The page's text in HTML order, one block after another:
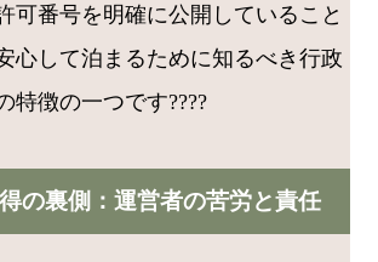
可番号を明確に公開していること
心して泊まるために知るべき行政
特徴の一つです????
の裏側：運営者の苦労と責任